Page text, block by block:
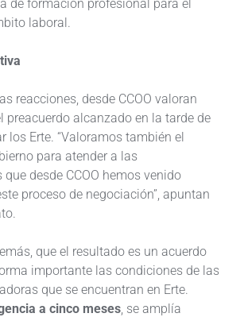
de formación profesional para el
laboral.
reacciones, desde CCOO valoran
preacuerdo alcanzado en la tarde de
los Erte. “Valoramos también el
para atender a las
desde CCOO hemos venido
proceso de negociación”, apuntan
que el resultado es un acuerdo
importante las condiciones de las
que se encuentran en Erte.
a cinco meses , se amplía